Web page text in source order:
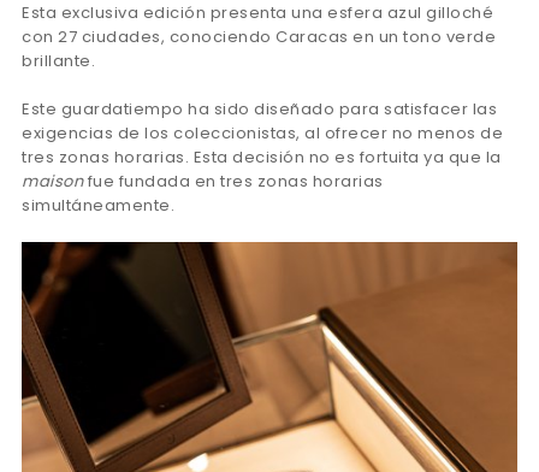
Esta exclusiva edición presenta una esfera azul gilloché
con 27 ciudades, conociendo Caracas en un tono verde
brillante.
Este guardatiempo ha sido diseñado para satisfacer las
exigencias de los coleccionistas, al ofrecer no menos de
tres zonas horarias. Esta decisión no es fortuita ya que la
maisonfue fundada en tres zonas horarias
simultáneamente.